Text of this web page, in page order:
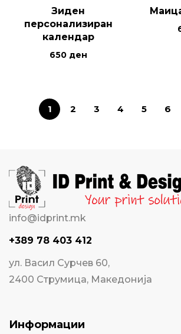
Зиден
персонализиран
календар
650 ден
1 2 3 4 5 6
info@idprint.mk
+389 78 403 412
ул. Васил Сурчев 60,
2400 Струмица, Македонија
Информации